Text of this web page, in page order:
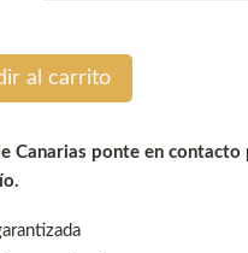
al carrito
Canarias ponte en contacto